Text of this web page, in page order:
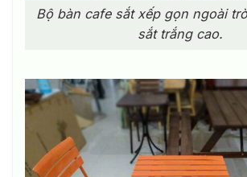
Bộ bàn cafe sắt xếp gọn ngoài
sắt trắng cao.